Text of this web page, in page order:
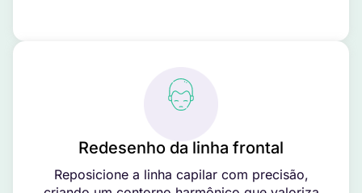
Redesenho da linha frontal
Reposicione a linha capilar com precisão,